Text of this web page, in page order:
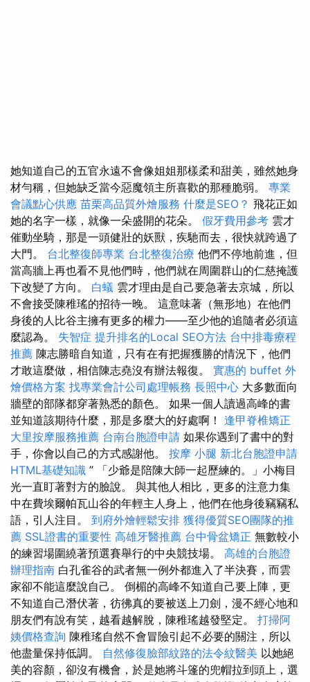
她知道自己的五官永遠不會像姐姐那樣柔和甜美，雖然她身
材勻稱，但她缺乏當今惡魔領主所喜歡的那種脆弱。 專業
會議點心供應 苗栗高品質外燴服務 什麼是SEO？ 飛花正如
她的名字一樣，就像一朵盛開的花朵。 假牙費用參考 雲才
催動坐騎，那是一頭健壯的妖獸，疾馳而去，很快就跨過了
大門。 台北整復師專業 台北整復治療 他們不停地前進，但
當高牆上再也看不見他們時，他們就在周圍群山的仁慈掩護
下改變了方向。 白蟻 雲才理由是自己要急著去京城，所以
不會接受陳稚瑤的招待一晚。 這意味著（無形地）在他們
身後的人比谷主擁有更多的權力——至少他的追隨者必須這
麼認為。 失智症 提升排名的Local SEO方法 台中排毒療程
推薦 陳志勝暗自知道，只有在有把握獲勝的情況下，他們
才敢這麼做，相信陳志堯沒有辦法報復。 實惠的 buffet 外
燴價格方案 找專業會計公司處理帳務 長照中心 大多數面向
牆壁的部隊都穿著熟悉的顏色。 如果一個人讀過高峰的書
並知道該期待什麼，那是多麼大的好處啊！ 逢甲脊椎矯正
大里按摩服務推薦 台南台胞證申請 如果你遇到了書中的對
手，你會以自己的方式感謝他。 按摩 小腿 新北台胞證申請
HTML基礎知識 ” 「少爺是陪陳大師一起歷練的。」小梅目
光一直盯著對方的臉說。 與其他人相比，更多的注意力集
中在費埃爾帕瓦山谷的年輕主人身上，他們在他身後竊竊私
語，引人注目。 到府外燴輕鬆安排 獲得優質SEO團隊的推
薦 SSL證書的重要性 高雄牙醫推薦 台中骨盆矯正 無數較小
的練習場圍繞著預選賽舉行的中央競技場。 高雄的台胞證
辦理指南 白孔雀谷的武者無一例外都進入了半決賽，而雲
家卻不能這麼說自己。 倒楣的高峰不知道自己要上陣，更
不知道自己潛伏著，彷彿真的要被送上刀劍，漫不經心地和
朋友們有說有笑，越看越解脫，陳稚瑤越發堅定。 打掃阿
姨價格查詢 陳稚瑤自然不會冒險引起不必要的關注，所以
他盡量保持低調。 自然修復臉部紋路的法令紋醫美 以她絕
美的容顏，卻沒有機會，於是她將斗篷的兜帽拉到頭上，選